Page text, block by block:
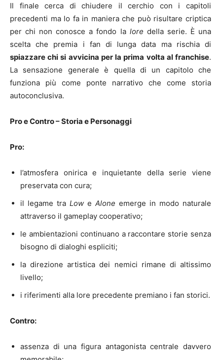
Il finale cerca di chiudere il cerchio con i capitoli
precedenti ma lo fa in maniera che può risultare criptica
per chi non conosce a fondo la lore della serie. È una
scelta che premia i fan di lunga data ma rischia di
spiazzare chi si avvicina per la prima volta al franchise.
La sensazione generale è quella di un capitolo che
funziona più come ponte narrativo che come storia
autoconclusiva.
Pro e Contro – Storia e Personaggi
Pro:
l’atmosfera onirica e inquietante della serie viene
preservata con cura;
il legame tra Low e Alone emerge in modo naturale
attraverso il gameplay cooperativo;
le ambientazioni continuano a raccontare storie senza
bisogno di dialoghi espliciti;
la direzione artistica dei nemici rimane di altissimo
livello;
i riferimenti alla lore precedente premiano i fan storici.
Contro:
assenza di una figura antagonista centrale davvero